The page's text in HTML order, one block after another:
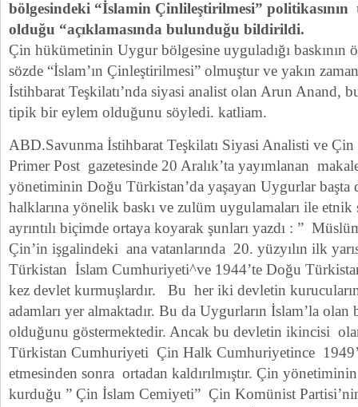
bölgesindeki “İslamin Çinlileştirilmesi”
olduğu “açıklamasında bulunduğu bildirildi.
Çin hükümetinin Uygur bölgesine uyguladığı baskının
sözde “İslam’ın Çinleştirilmesi” olmuştur ve yakın
İstihbarat Teşkilatı’nda siyasi analist olan Arun Anand,
tipik bir eylem olduğunu söyledi. katliam.
ABD.Savunma İstihbarat Teşkilatı Siyasi Analisti ve Çin
Primer Post gazetesinde 20 Aralık’ta yayımlanan
yönetiminin Doğu Türkistan’da yaşayan Uygurlar
halklarına yönelik baskı ve zulüm uygulamaları ile etnik
ayrıntılı biçimde ortaya koyarak şunları yazdı : ”
Çin’in işgalindeki ana vatanlarında 20. yüzyılın ilk
Türkistan İslam Cumhuriyeti^ve 1944’te Doğu
kez devlet kurmuşlardır. Bu her iki devletin
adamları yer almaktadır. Bu da Uygurların İslam’la olan
olduğunu göstermektedir. Ancak bu devletin ikincisi
Türkistan Cumhuriyeti Çin Halk Cumhuriyetince
etmesinden sonra ortadan kaldırılmıştır. Çin
kurduğu ” Çin İslam Cemiyeti” Çin Komünist